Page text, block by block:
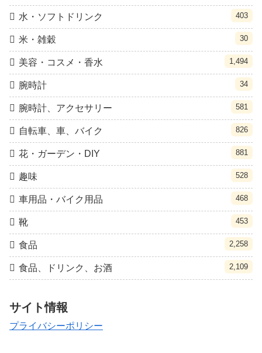
水・ソフトドリンク 403
米・雑穀 30
美容・コスメ・香水 1,494
腕時計 34
腕時計、アクセサリー 581
自転車、車、バイク 826
花・ガーデン・DIY 881
趣味 528
車用品・バイク用品 468
靴 453
食品 2,258
食品、ドリンク、お酒 2,109
サイト情報
プライバシーポリシー